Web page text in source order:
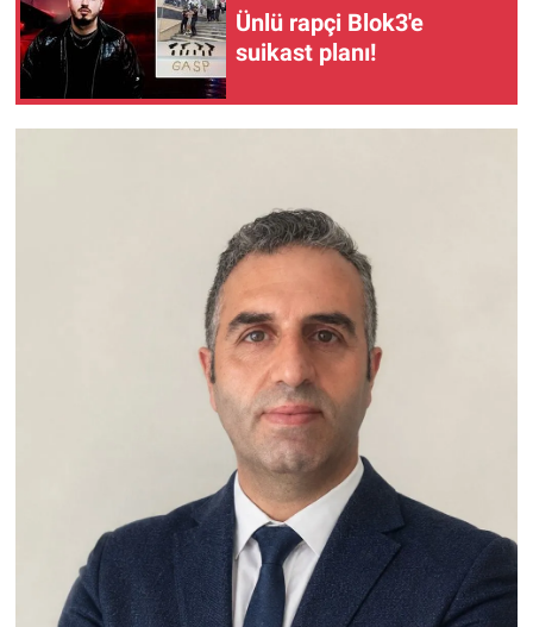
Ünlü rapçi Blok3'e
suikast planı!